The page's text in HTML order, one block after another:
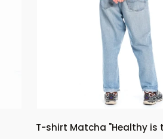
T-shirt Matcha "Healthy is